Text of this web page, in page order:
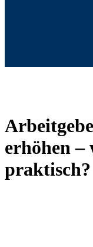
erhöhen –
praktisch?